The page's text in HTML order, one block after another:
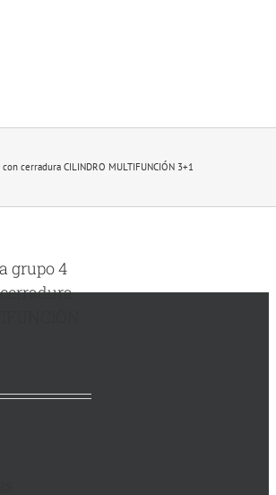
cerradura CILINDRO MULTIFUNCIÓN 3+1
grupo 4